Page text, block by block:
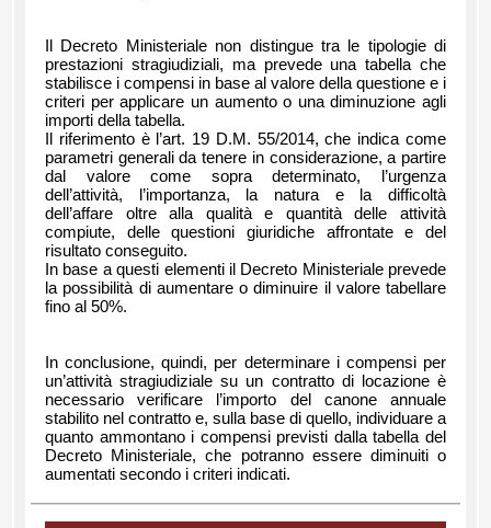
Il Decreto Ministeriale non distingue tra le tipologie di
prestazioni stragiudiziali, ma prevede una tabella che
stabilisce i compensi in base al valore della questione e i
criteri per applicare un aumento o una diminuzione agli
importi della tabella.
Il riferimento è l’art. 19 D.M. 55/2014, che indica come
parametri generali da tenere in considerazione, a partire
dal valore come sopra determinato, l’urgenza
dell’attività, l’importanza, la natura e la difficoltà
dell’affare oltre alla qualità e quantità delle attività
compiute, delle questioni giuridiche affrontate e del
risultato conseguito.
In base a questi elementi il Decreto Ministeriale prevede
la possibilità di aumentare o diminuire il valore tabellare
fino al 50%.
In conclusione, quindi, per determinare i compensi per
un’attività stragiudiziale su un contratto di locazione è
necessario verificare l’importo del canone annuale
stabilito nel contratto e, sulla base di quello, individuare a
quanto ammontano i compensi previsti dalla tabella del
Decreto Ministeriale, che potranno essere diminuiti o
aumentati secondo i criteri indicati.